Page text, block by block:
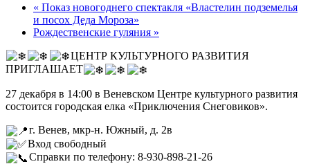
« Показ новогоднего спектакля «Властелин подземелья
и посох Деда Мороза»
Рождественские гуляния »
ЦЕНТР КУЛЬТУРНОГО РАЗВИТИЯ
ПРИГЛАШАЕТ
27 декабря в 14:00 в Веневском Центре культурного развития
состоится городская елка «Приключения Снеговиков».
г. Венев, мкр-н. Южный, д. 2в
Вход свободный
Справки по телефону: 8-930-898-21-26